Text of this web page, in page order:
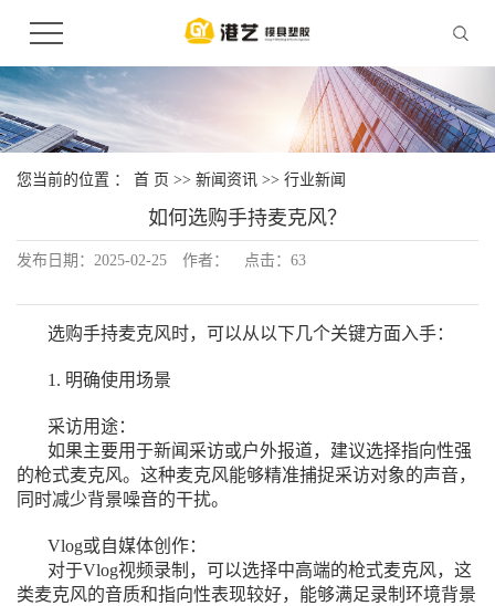
您当前的位置 ： 首 页 >> 新闻资讯 >> 行业新闻
如何选购手持麦克风？
发布日期： 2025-02-25 作者： 点击： 63
选购手持麦克风时，可以从以下几个关键方面入手：
1. 明确使用场景
采访用途：
如果主要用于新闻采访或户外报道，建议选择指向性强
的枪式麦克风。这种麦克风能够精准捕捉采访对象的声音，
同时减少背景噪音的干扰。
Vlog或自媒体创作：
对于Vlog视频录制，可以选择中高端的枪式麦克风，这
类麦克风的音质和指向性表现较好，能够满足录制环境背景